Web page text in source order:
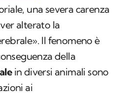
una severa carenza
alterato la
Il fenomeno è
della
in diversi animali sono
ai